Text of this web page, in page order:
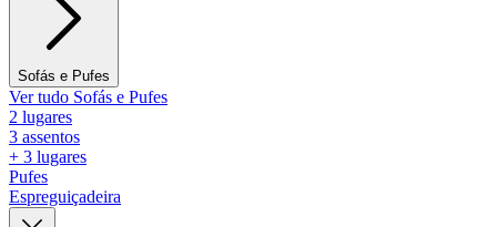
Sofás e Pufes
Ver tudo Sofás e Pufes
2 lugares
3 assentos
+ 3 lugares
Pufes
Espreguiçadeira